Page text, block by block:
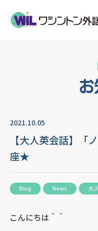
2021.10.05
【大人英会話】「
座★
Blog News 大
こんにちは＾＾